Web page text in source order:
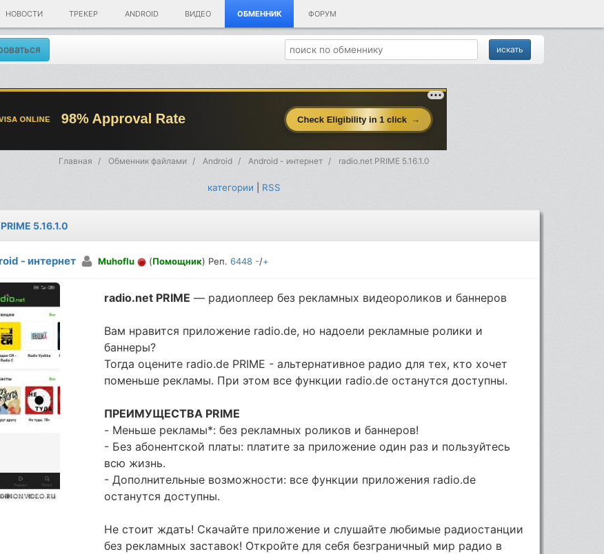
НОВОСТИ ТРЕКЕР ANDROID ВИДЕО ОБМЕННИК ФОРУМ
Главная Обменник файлами Android Android - интернет radio.net PRIME 5.16.1.0
категории RSS
5.16.1.0
- интернет Muhoflu (Помощник) Реп.6448 -/+
radio.net PRIME — радиоплеер без рекламных видеороликов и баннеров
Вам нравится приложение radio.de, но надоели рекламные ролики и
баннеры?
Тогда оцените radio.de PRIME - альтернативное радио для тех, кто хочет
поменьше рекламы. При этом все функции radio.de останутся доступны.
ПРЕИМУЩЕСТВА PRIME
- Меньше рекламы*: без рекламных роликов и баннеров!
- Без абонентской платы: платите за приложение один раз и пользуйтесь
всю жизнь.
- Дополнительные возможности: все функции приложения radio.de
останутся доступны.
Не стоит ждать! Скачайте приложение и слушайте любимые радиостанции
без рекламных заставок! Откройте для себя безграничный мир радио в